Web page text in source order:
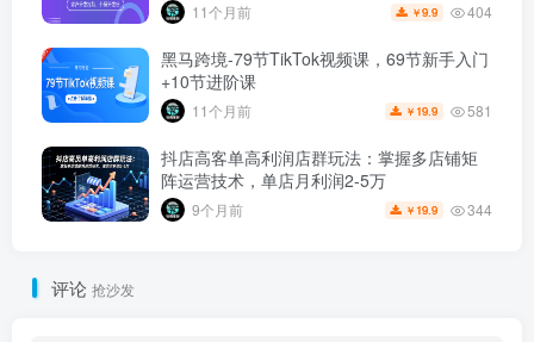
11个月前 ￥9.9 404
黑马跨境-79节TikTok视频课，69节新手入门
+10节进阶课
11个月前 ￥ 19.9 581
抖店高客单高利润店群玩法：掌握多店铺矩
阵运营技术，单店月利润2-5万
9个月前 ￥ 19.9 344
评论 抢沙发